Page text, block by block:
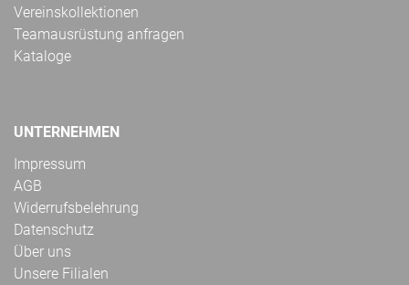
Vereinskollektionen
Teamausrüstung anfragen
Kataloge
UNTERNEHMEN
Impressum
AGB
Widerrufsbelehrung
Datenschutz
Über uns
Unsere Filialen